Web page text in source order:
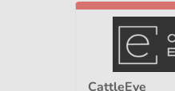
CattleEye